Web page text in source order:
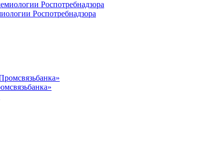
Роспотребнадзора